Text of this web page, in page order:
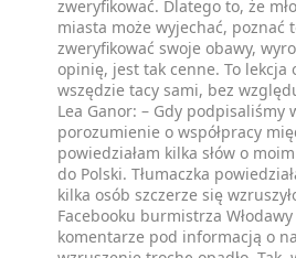
zweryfikować. Dlatego to, że
miasta może wyjechać, poznać
zweryfikować swoje obawy,
opinię, jest tak cenne. To lekcja
wszędzie tacy sami, bez
Lea Ganor: – Gdy podpisaliśmy
porozumienie o współpracy
powiedziałam kilka słów o
do Polski. Tłumaczka
kilka osób szczerze się
Facebooku burmistrza
komentarze pod informacją o